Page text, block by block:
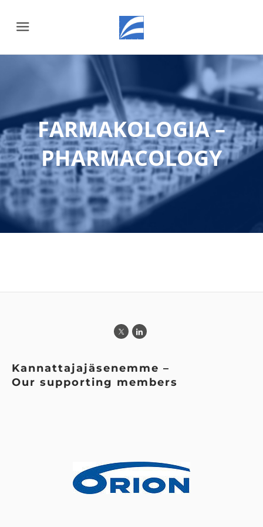
Menu
FARMAKOLOGIA –
PHARMACOLOGY
​Kannattajajäsenemme –
​Our supporting members